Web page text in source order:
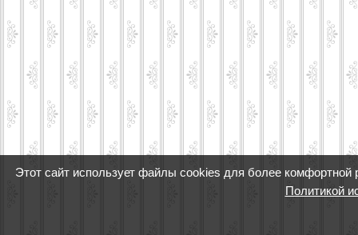
Этот сайт использует файлы cookies для более
Политикой